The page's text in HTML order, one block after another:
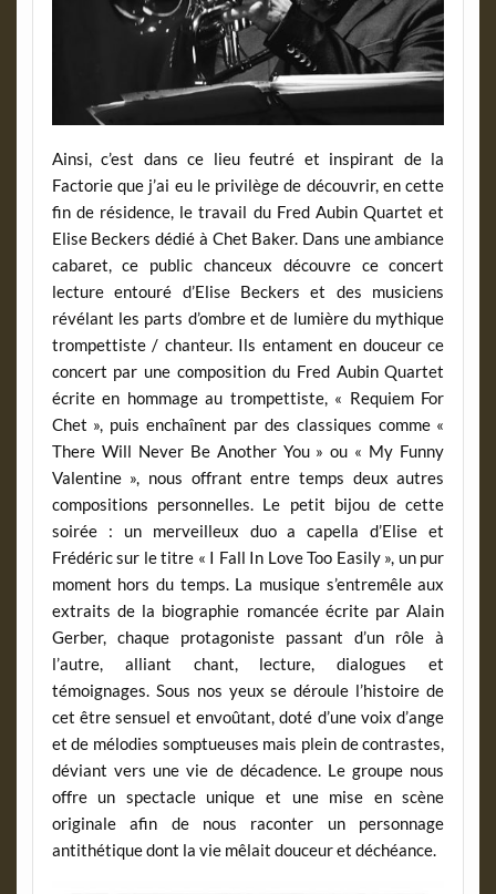
Ainsi, c’est dans ce lieu feutré et inspirant de la
Factorie que j’ai eu le privilège de découvrir, en cette
fin de résidence, le travail du Fred Aubin Quartet et
Elise Beckers dédié à Chet Baker. Dans une ambiance
cabaret, ce public chanceux découvre ce concert
lecture entouré d’Elise Beckers et des musiciens
révélant les parts d’ombre et de lumière du mythique
trompettiste / chanteur. Ils entament en douceur ce
concert par une composition du Fred Aubin Quartet
écrite en hommage au trompettiste, « Requiem For
Chet », puis enchaînent par des classiques comme «
There Will Never Be Another You » ou « My Funny
Valentine », nous offrant entre temps deux autres
compositions personnelles. Le petit bijou de cette
soirée : un merveilleux duo a capella d’Elise et
Frédéric sur le titre « I Fall In Love Too Easily », un pur
moment hors du temps. La musique s’entremêle aux
extraits de la biographie romancée écrite par Alain
Gerber, chaque protagoniste passant d’un rôle à
l’autre, alliant chant, lecture, dialogues et
témoignages. Sous nos yeux se déroule l’histoire de
cet être sensuel et envoûtant, doté d’une voix d’ange
et de mélodies somptueuses mais plein de contrastes,
déviant vers une vie de décadence. Le groupe nous
offre un spectacle unique et une mise en scène
originale afin de nous raconter un personnage
antithétique dont la vie mêlait douceur et déchéance.